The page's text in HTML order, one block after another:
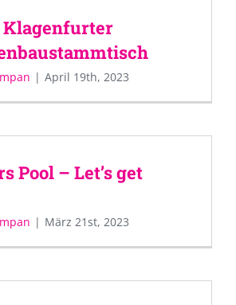
Klagenfurter
| April 19th, 2023
Pool – Let’s get
| März 21st, 2023